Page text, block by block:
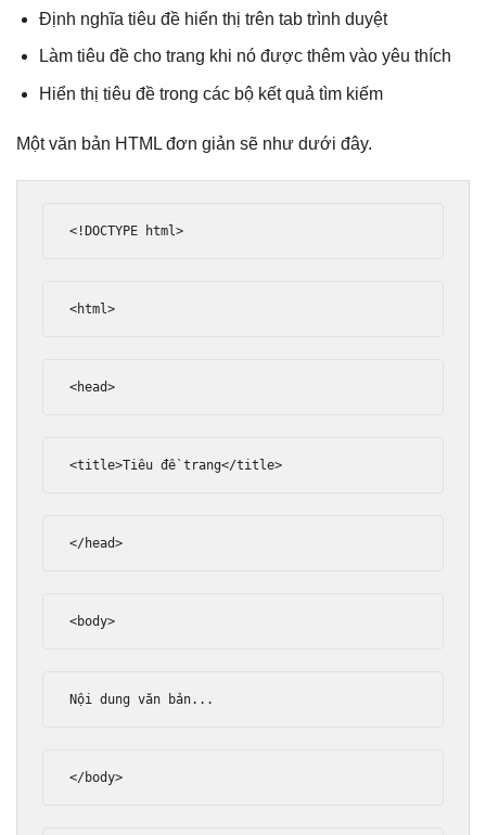
Định nghĩa tiêu đề hiển thị trên tab trình duyệt
Làm tiêu đề cho trang khi nó được thêm vào yêu thích
Hiển thị tiêu đề trong các bộ kết quả tìm kiếm
Một văn bản HTML đơn giản sẽ như dưới đây.
<!DOCTYPE html>
<html>
<head>
<title>Tiêu đề trang</title>
</head>
<body>
Nội dung văn bản...
</body>